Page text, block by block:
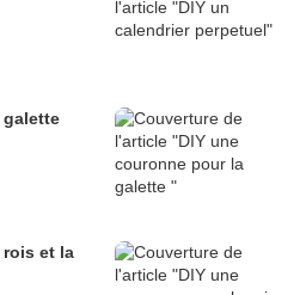
galette
rois et la